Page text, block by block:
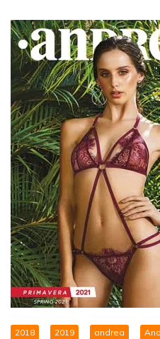
2018 2019 andrea